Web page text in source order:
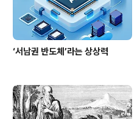
‘서남권 반도체’라는 상상력